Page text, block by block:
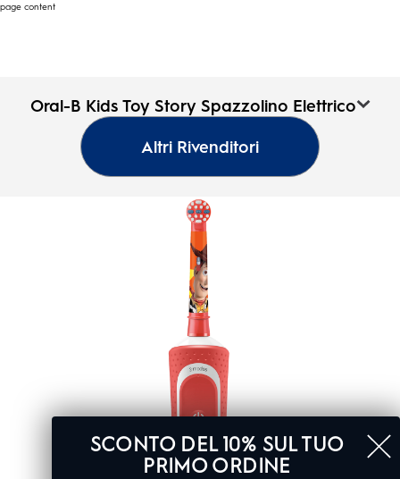
page content
Oral-B Kids Toy Story Spazzolino Elettrico
Altri Rivenditori
Oral-B Kids Toy Story
Spazzolino Elettrico
0.0
SCONTO DEL 10% SUL TUO
PRIMO ORDINE